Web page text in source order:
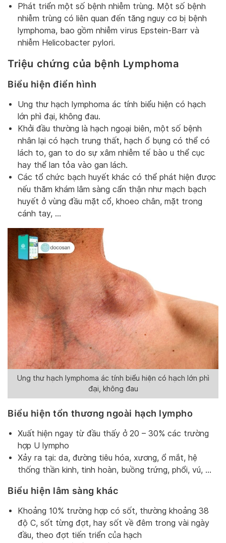
Phát triển một số bệnh nhiễm trùng. Một số bệnh
nhiễm trùng có liên quan đến tăng nguy cơ bị bệnh
lymphoma, bao gồm nhiễm virus Epstein-Barr và
nhiễm Helicobacter pylori.
Triệu chứng của bệnh Lymphoma
Biểu hiện điển hình
Ung thư hạch lymphoma ác tính biểu hiện có hạch
lớn phì đại, không đau.
Khởi đầu thường là hạch ngoại biên, một số bệnh
nhân lại có hạch trung thất, hạch ổ bụng có thể có
lách to, gan to do sự xâm nhiễm tế bào u thể cục
hay thể lan tỏa vào gan lách.
Các tổ chức bạch huyết khác có thể phát hiện được
nếu thăm khám lâm sàng cẩn thận như mạch bạch
huyết ở vùng đầu mặt cổ, khoeo chân, mặt trong
cánh tay, …
Ung thư hạch lymphoma ác tính biểu hiện có hạch lớn phì
đại, không đau
Biểu hiện tổn thương ngoài hạch lympho
Xuất hiện ngay từ đầu thấy ở 20 – 30% các trường
hợp U lympho
Xảy ra tại: da, đường tiêu hóa, xương, ổ mắt, hệ
thống thần kinh, tinh hoàn, buồng trứng, phổi, vú, …
Biểu hiện lâm sàng khác
Khoảng 10% trường hợp có sốt, thường khoảng 38
độ C, sốt từng đợt, hay sốt về đêm trong vài ngày
đầu, theo đợt tiến triển của hạch